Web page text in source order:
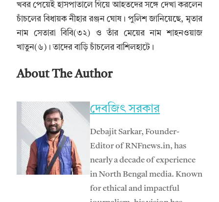
খবর পেয়েই হাসপাতালে গিয়ে আহতদের সঙ্গে দেখা করলেন
চাঁচলের বিধায়ক নীহার রঞ্জন ঘোষ। পুলিশ জানিয়েছে, মৃতার
নাম সেতারা বিবি(৩২) ও তাঁর মেয়ের নাম শাহনওয়াজ
খাতুন(৬)। তাদের বাড়ি চাঁচলের বাশিলহাটে।
About The Author
দেবজিৎ সরকার
Debajit Sarkar, Founder-
Editor of RNFnews.in, has
nearly a decade of experience
in North Bengal media. Known
for ethical and impactful